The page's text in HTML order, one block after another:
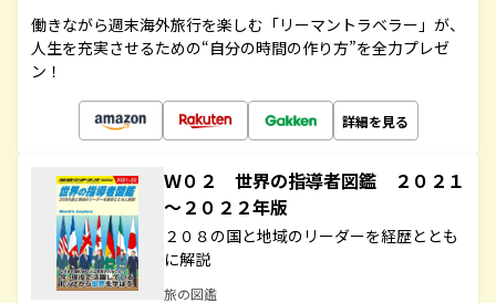
働きながら週末海外旅行を楽しむ「リーマントラベラー」が、
人生を充実させるための“自分の時間の作り方”を全力プレゼ
ン！
詳細を見る
Ｗ０２ 世界の指導者図鑑 ２０２１
～２０２２年版
２０８の国と地域のリーダーを経歴ととも
に解説
旅の図鑑